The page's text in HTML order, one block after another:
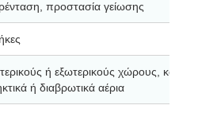
προστασία γείωσης
ή εξωτερικούς χώρους, καλός
ή διαβρωτικά αέρια